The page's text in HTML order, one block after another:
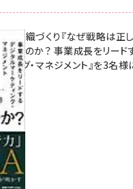
む組織づくり『なぜ戦略は正
ないのか？ 事業成長をリード
ング・マネジメント』を3名様